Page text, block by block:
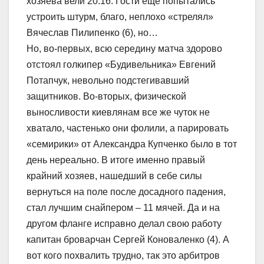
устроить штурм, благо, неплохо «стрелял»
Вячеслав Пилипенко (6), но…
Но, во-первых, всю середину матча здорово
отстоял голкипер «Будивельника» Евгений
Потапчук, невольно подстегивавший
защитников. Во-вторых, физической
выносливости киевлянам все же чуток не
хватало, частенько они фолили, а парировать
«семирики» от Александра Купченко было в тот
день нереально. В итоге именно правый
крайний хозяев, нашедший в себе силы
вернуться на поле после досадного падения,
стал лучшим снайпером – 11 мячей. Да и на
другом фланге исправно делал свою работу
капитан броварчан Сергей Коноваленко (4). А
вот кого похвалить трудно, так это арбитров